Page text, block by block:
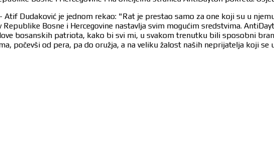
Atif Dudaković je jednom rekao: "Rat je prestao samo za one koji su u
Bosne i Hercegovine nastavlja svim mogućim sredstvima.
bosanskih patriota, kako bi svi mi, u svakom trenutku bili sposobni
počevši od pera, pa do oružja, a na veliku žalost naših neprijatelja koji se